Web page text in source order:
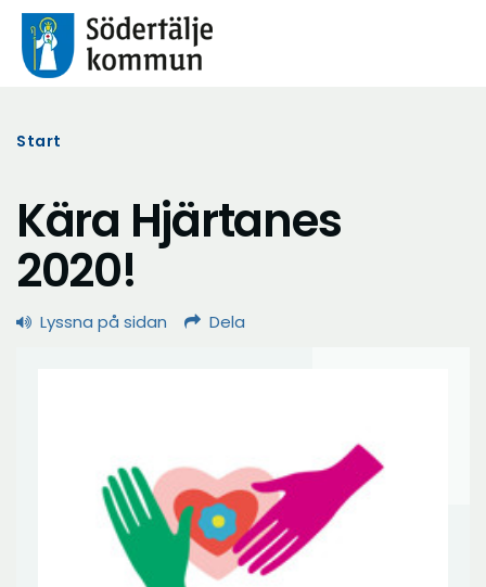
Start
Kära Hjärtanes
2020!
Lyssna på sidan Dela